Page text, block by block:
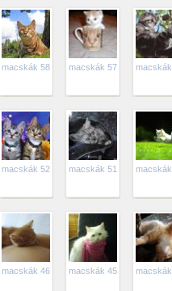
macskák 58 macskák 57
macskák 52 macskák 51
macskák 46 macskák 45